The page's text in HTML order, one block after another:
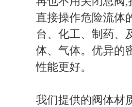
直接操作危险流体
台、化工、制药、
体、气体。优异的
性能更好。
我们提供的阀体材